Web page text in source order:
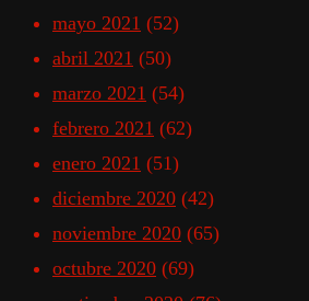
mayo 2021 (52)
abril 2021 (50)
marzo 2021 (54)
febrero 2021 (62)
enero 2021 (51)
diciembre 2020 (42)
noviembre 2020 (65)
octubre 2020 (69)